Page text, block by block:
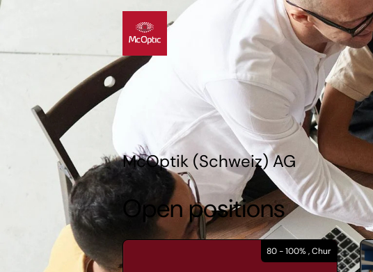
McOptik (Schweiz) AG
Open positions
80 - 100% , Chur